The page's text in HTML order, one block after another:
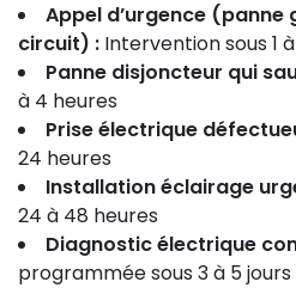
Appel d’urgence
circuit) : Intervention sous 1
Panne disjoncteur qui
à 4 heures
Prise électrique
24 heures
Installation éclairage
24 à 48 heures
Diagnostic électrique
programmée sous 3 à 5 jours